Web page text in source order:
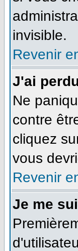
invisible.
Revenir
J'ai
Ne
contre
cliquez
vous
Revenir
Je me